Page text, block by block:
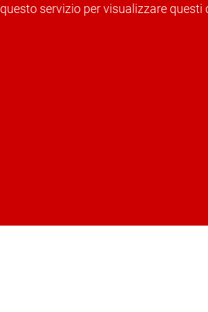
questo servizio per visualizzare